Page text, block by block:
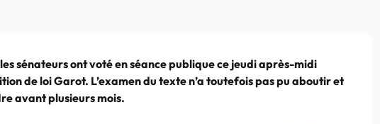
les sénateurs ont voté en séance publique ce jeudi après-midi
de loi Garot. L’examen du texte n’a toutefois pas pu aboutir et
avant plusieurs mois.